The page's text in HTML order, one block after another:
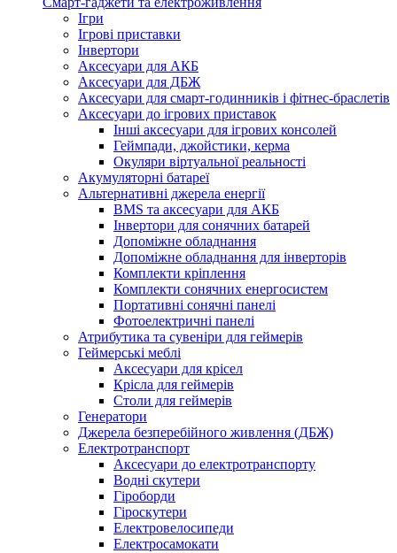
Ігри
Ігрові приставки
Інвертори
Аксесуари для АКБ
Аксесуари для ДБЖ
Аксесуари для смарт-годинників і фітнес-браслетів
Аксесуари до ігрових приставок
Інші аксесуари для ігрових консолей
Геймпади, джойстики, керма
Окуляри віртуальної реальності
Акумуляторні батареї
Альтернативні джерела енергії
BMS та аксесуари для АКБ
Інвертори для сонячних батарей
Допоміжне обладнання
Допоміжне обладнання для інверторів
Комплекти кріплення
Комплекти сонячних енергосистем
Портативні сонячні панелі
Фотоелектричні панелі
Атрибутика та сувеніри для геймерів
Геймерські меблі
Аксесуари для крісел
Крісла для геймерів
Столи для геймерів
Генератори
Джерела безперебійного живлення (ДБЖ)
Електротранспорт
Аксесуари до електротранспорту
Водні скутери
Гіроборди
Гіроскутери
Електровелосипеди
Електросамокати